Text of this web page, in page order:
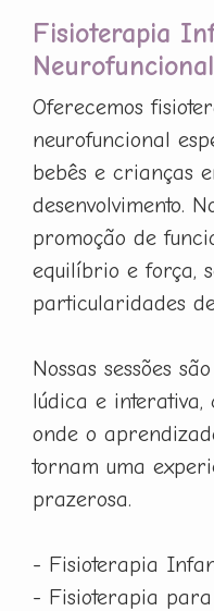
Fisioterapia
Neurofuncional
Oferecemos
neurofuncional
bebês e crianças
desenvolvimento.
promoção de
equilíbrio e força,
particularidades
Nossas sessões
lúdica e interativa,
onde o
tornam uma
prazerosa.
- Fisioterapia
- Fisioterapia para